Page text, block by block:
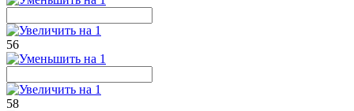
56
58